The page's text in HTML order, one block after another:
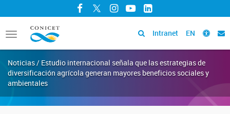
Facebook
TwitterInstagram
YouTubeLinkedIn
Toggle
navigation
Intranet EN
Noticias / Estudio internacional señala que las estrategias de
diversificación agrícola generan mayores beneficios sociales y
ambientales